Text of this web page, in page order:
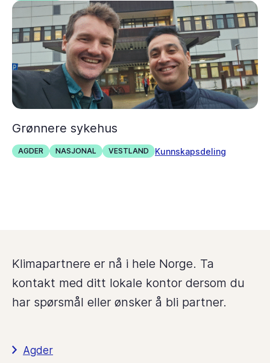
Grønnere sykehus
AGDER NASJONAL VESTLAND Kunnskapsdeling
Klimapartnere er nå i hele Norge. Ta
kontakt med ditt lokale kontor dersom du
har spørsmål eller ønsker å bli partner.
Agder